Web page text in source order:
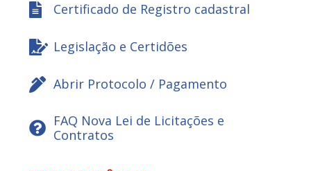
Certificado de Registro cadastral
Legislação e Certidões
Abrir Protocolo / Pagamento
FAQ Nova Lei de Licitações e
Contratos